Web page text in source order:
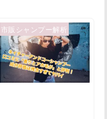
市販シャンプー解析